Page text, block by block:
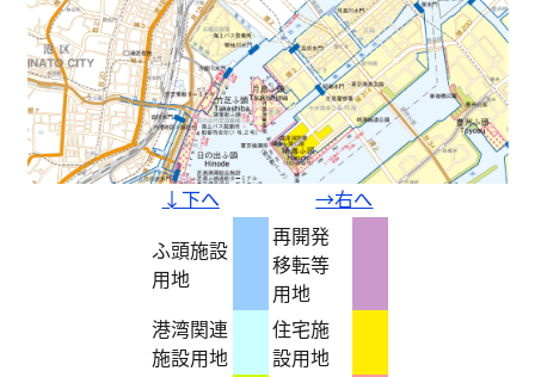
↓下へ
→右へ
ふ頭施設
用地
再開発
移転等
用地
港湾関連
施設用地
住宅施
設用地